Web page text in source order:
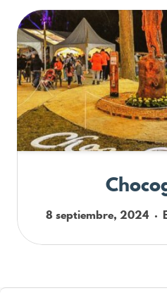
8 septiembre, 2024